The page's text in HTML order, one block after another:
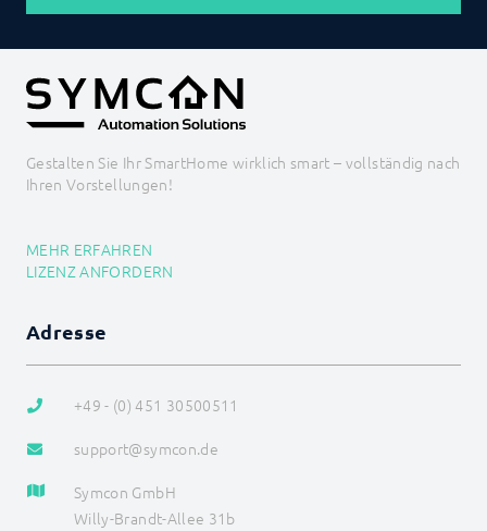
Gestalten Sie Ihr SmartHome wirklich smart – vollständig nach
Ihren Vorstellungen!
MEHR ERFAHREN
LIZENZ ANFORDERN
Adresse
+49 - (0) 451 30500511
support@symcon.de
Symcon GmbH
Willy-Brandt-Allee 31b